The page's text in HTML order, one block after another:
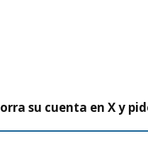
su cuenta en X y